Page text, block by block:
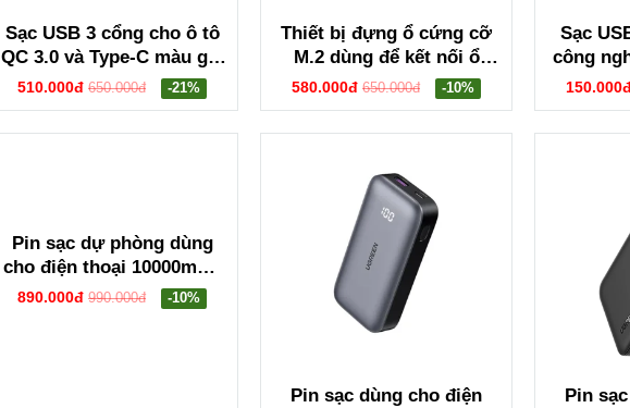
Sạc USB 3 cổng cho ô tô
QC 3.0 và Type-C màu ghi
xám Ugreen 35024 EC703
510.000đ 650.000đ -21%
Thiết bị đựng ổ cứng cỡ
M.2 dùng để kết nối ổ
cứng Sata NVME với máy
tính qua cổng usb-C
Ugreen 35267 CM767
580.000đ 650.000đ -10%
Sạc
công
dây
Pin sạc dự phòng dùng
cho điện thoại 10000mAh
Li-ion Ugreen 25919
890.000đ 990.000đ -10%
Pin sạc dùng cho điện
Pin